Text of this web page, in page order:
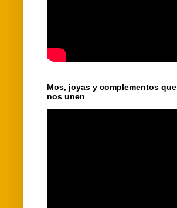
Mos, joyas y complementos que
nos unen